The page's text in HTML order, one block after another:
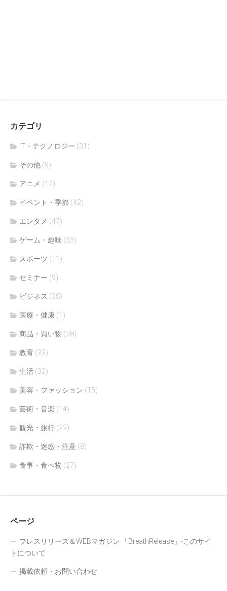
カテゴリ
IT・テクノロジー (31)
その他 (9)
アニメ (17)
イベント・季節 (42)
エンタメ (47)
ゲーム・趣味 (33)
スポーツ (11)
セミナー (9)
ビジネス (38)
医療・健康 (1)
商品・買い物 (28)
教育 (33)
生活 (32)
美容・ファッション (15)
芸術・音楽 (14)
観光・旅行 (22)
詐欺・迷惑・注意 (8)
食事・食べ物 (27)
ページ
プレスリリース＆WEBマガジン 「BreathRelease」-このサイ
トについて
掲載依頼・お問い合わせ